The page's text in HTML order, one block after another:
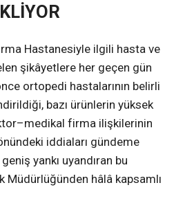
Hastanesiyle ilgili hasta ve
şikâyetlere her geçen gün
ortopedi hastalarının belirli
bazı ürünlerin yüksek
firma ilişkilerinin
iddiaları gündeme
yankı uyandıran bu
Müdürlüğünden hâlâ kapsamlı